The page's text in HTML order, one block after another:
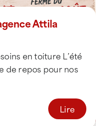
Attila
en toiture L’été
de repos pour nos
Lire